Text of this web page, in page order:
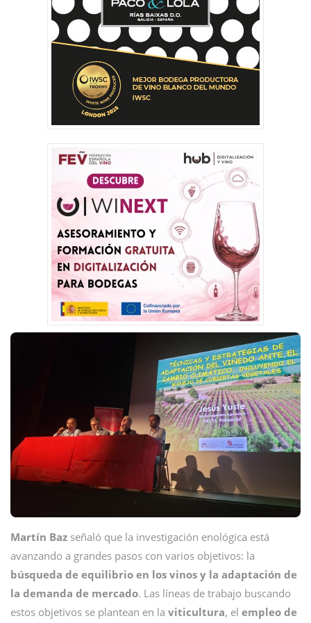
Martín Baz señaló que la investigación enológica está
avanzando a grandes pasos con varios objetivos: la
búsqueda de equilibrio en los vinos y la adaptación de
la demanda de mercado. Las líneas de trabajo buscando
estos objetivos se plantean en la viticultura, el empleo de